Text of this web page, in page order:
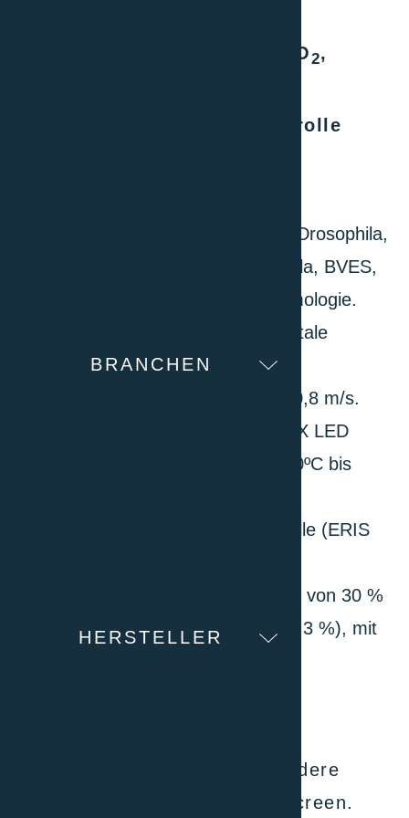
BRANCHEN
HERSTELLER
Konfigurierbare Parameter: CO2,
Beleuchtung, Temperaturkontrolle
Entwickelt für die Untersuchung von Drosophila,
Bienen, Puppen, Motten, G. Mellonella, BVES,
Spinnentieren und allgemeiner Entomologie.
Gleichmässige vertikale oder horizontale
Luftströmung auf allen Regalen, mit
Geschwindigkeitsregelung ca. 0,2 – 0,8 m/s.
Temperaturkontrolle (ERIS DPH INOX LED
Modelle): Temperaturbereich von +10ºC bis
Temperatur- und Feuchtigkeitskontrolle (ERIS
Feuchtigkeitskontrolle: Arbeitsbereich von 30 %
bis 95 % relative Luftfeuchtigkeit (+/- 3 %), mit
Temperaturkontrollpanel und andere
Parameter mit 7,0″ TFT-Touchscreen.